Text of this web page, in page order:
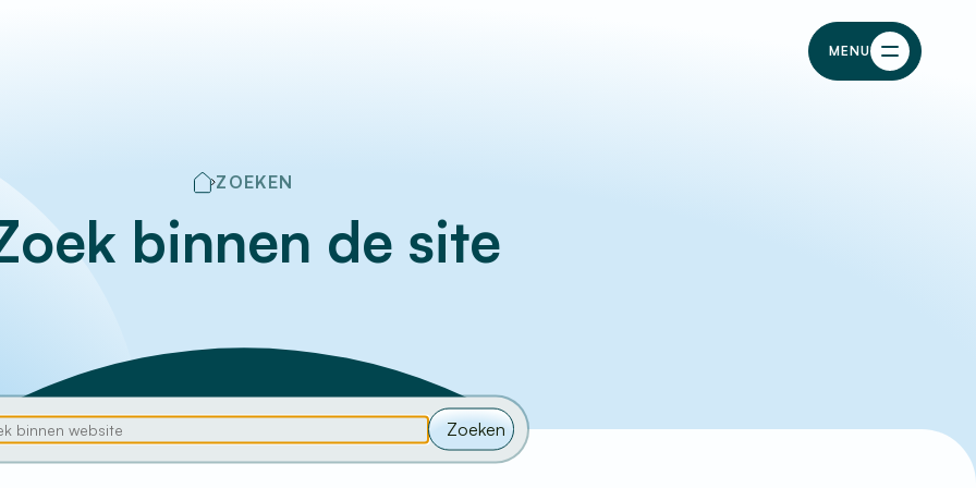
MENU
ZOEKEN
binnen de site
Zoeken